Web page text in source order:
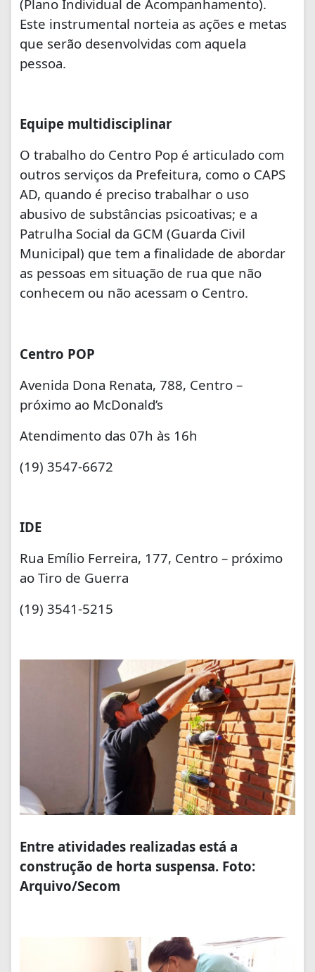
(Plano Individual de Acompanhamento).
Este instrumental norteia as ações e metas
que serão desenvolvidas com aquela
pessoa.
Equipe multidisciplinar
O trabalho do Centro Pop é articulado com
outros serviços da Prefeitura, como o CAPS
AD, quando é preciso trabalhar o uso
abusivo de substâncias psicoativas; e a
Patrulha Social da GCM (Guarda Civil
Municipal) que tem a finalidade de abordar
as pessoas em situação de rua que não
conhecem ou não acessam o Centro.
Centro POP
Avenida Dona Renata, 788, Centro –
próximo ao McDonald’s
Atendimento das 07h às 16h
(19) 3547-6672
IDE
Rua Emílio Ferreira, 177, Centro – próximo
ao Tiro de Guerra
(19) 3541-5215
Entre atividades realizadas está a
construção de horta suspensa. Foto:
Arquivo/Secom